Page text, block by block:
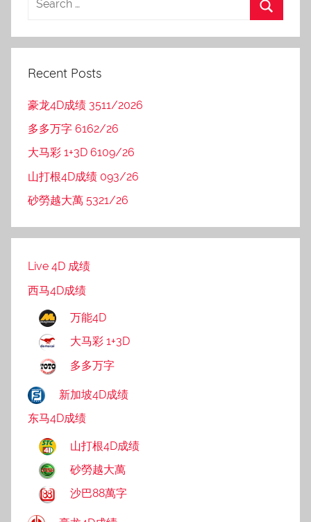
Recent Posts
豪龙4D成绩 3511/2026
多多万字 6162/26
大马彩 1+3D 6109/26
山打根4D成绩 093/26
砂勞越大萬 5321/26
Live 4D 成绩
西马4D成绩
万能4D
大马彩 1+3D
多多万字
新加坡4D成绩
东马4D成绩
山打根4D成绩
砂勞越大萬
沙巴88萬字